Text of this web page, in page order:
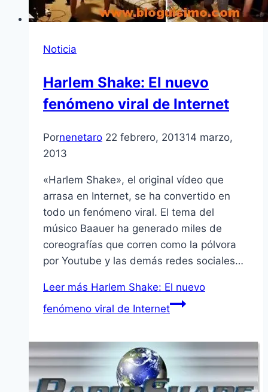
Noticia
Harlem Shake: El nuevo
fenómeno viral de Internet
Pornenetaro 22 febrero, 201314 marzo,
2013
«Harlem Shake», el original ví­deo que
arrasa en Internet, se ha convertido en
todo un fenómeno viral. El tema del
músico Baauer ha generado miles de
coreografí­as que corren como la pólvora
por Youtube y las demás redes sociales…
Leer más Harlem Shake: El nuevo
fenómeno viral de Internet